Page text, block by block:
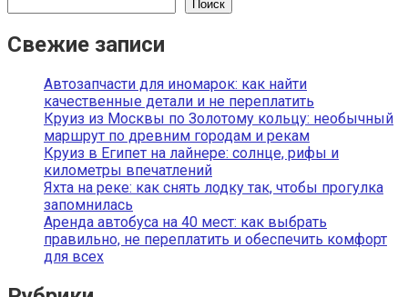
Поиск
Свежие записи
Автозапчасти для иномарок: как найти
качественные детали и не переплатить
Круиз из Москвы по Золотому кольцу: необычный
маршрут по древним городам и рекам
Круиз в Египет на лайнере: солнце, рифы и
километры впечатлений
Яхта на реке: как снять лодку так, чтобы прогулка
запомнилась
Аренда автобуса на 40 мест: как выбрать
правильно, не переплатить и обеспечить комфорт
для всех